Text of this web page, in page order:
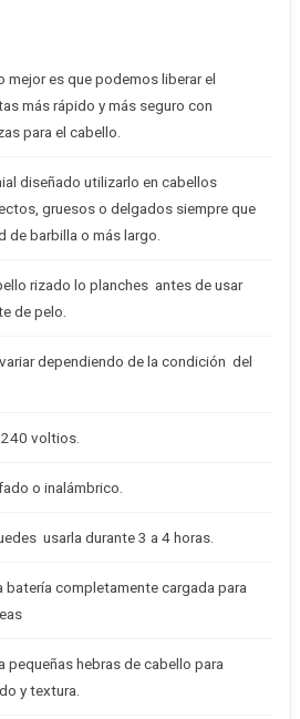
mejor es que podemos liberar el
más rápido y más seguro con
para el cabello.
diseñado utilizarlo en cabellos
gruesos o delgados siempre que
barbilla o más largo.
rizado lo planches antes de usar
de pelo.
dependiendo de la condición del
voltios.
o inalámbrico.
usarla durante 3 a 4 horas.
batería completamente cargada para
pequeñas hebras de cabello para
y textura.